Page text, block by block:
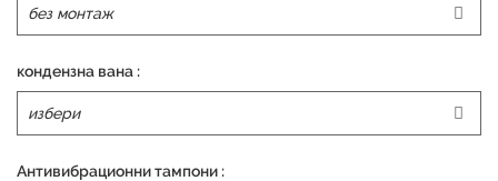
кондензна вана :
Антивибрационни тампони :